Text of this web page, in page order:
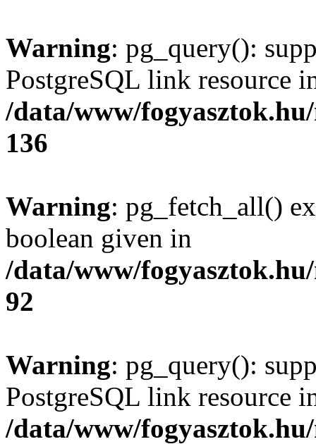
Warning: pg_query():
PostgreSQL link resource
/data/www/
136
Warning: pg_fetch_all()
boolean given in
/data/www/
92
Warning: pg_query():
PostgreSQL link resource
/data/www/